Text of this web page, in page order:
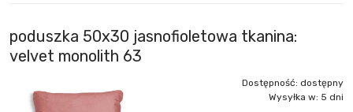
poduszka 50x30 jasnofioletowa tkanina:
velvet monolith 63
Dostępność: dostępny
Wysyłka w: 5 dni